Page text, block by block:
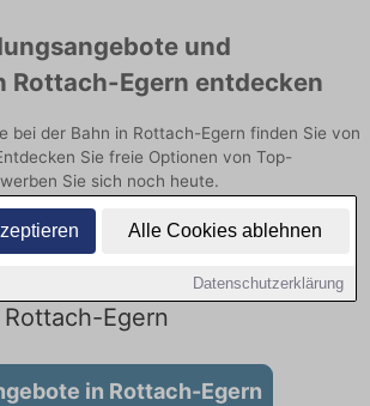
Alle Cookies ablehnen
Datenschutzerklärung
und
Rottach-Egern entdecken
bei der Bahn in Rottach-Egern finden Sie von
Sie freie Optionen von Top-
Sie sich noch heute.
Egern bei der Bahn:
keine Stellenangebote für
Egern
in Rottach-Egern